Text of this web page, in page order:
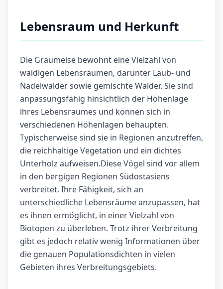
Lebensraum und Herkunft
Die Graumeise bewohnt eine Vielzahl von
waldigen Lebensräumen, darunter Laub- und
Nadelwälder sowie gemischte Wälder. Sie sind
anpassungsfähig hinsichtlich der Höhenlage
ihres Lebensraumes und können sich in
verschiedenen Höhenlagen behaupten.
Typischerweise sind sie in Regionen anzutreffen,
die reichhaltige Vegetation und ein dichtes
Unterholz aufweisen.Diese Vögel sind vor allem
in den bergigen Regionen Südostasiens
verbreitet. Ihre Fähigkeit, sich an
unterschiedliche Lebensräume anzupassen, hat
es ihnen ermöglicht, in einer Vielzahl von
Biotopen zu überleben. Trotz ihrer Verbreitung
gibt es jedoch relativ wenig Informationen über
die genauen Populationsdichten in vielen
Gebieten ihres Verbreitungsgebiets.